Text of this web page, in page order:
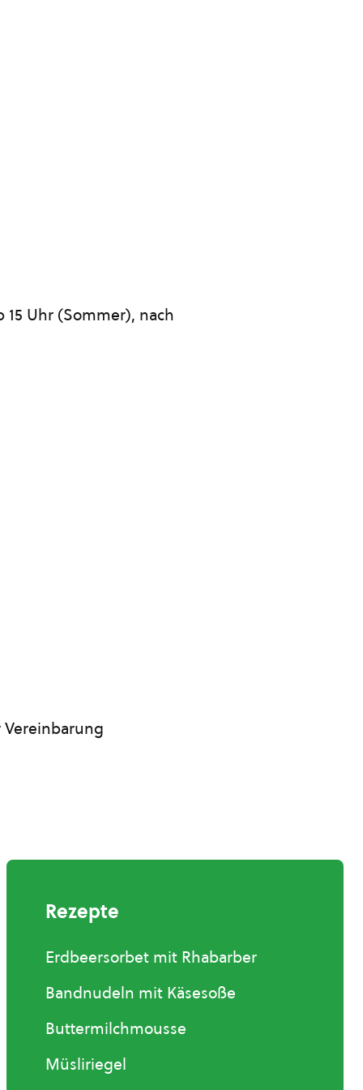
15 Uhr (Sommer), nach
Vereinbarung
Rezepte
Erdbeersorbet mit Rhabarber
Bandnudeln mit Käsesoße
Buttermilchmousse
Müsliriegel